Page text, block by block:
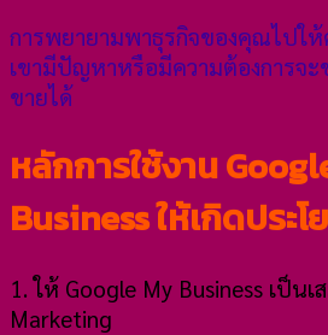
การพยายามพาธุรกิจของคุณไปใ
เขามีปัญหาหรือมีความต้องการจ
ขายได้
หลักการใช้งาน
Business ให้เกิดประ
1. ให้ Google My Business เป็น
Marketing